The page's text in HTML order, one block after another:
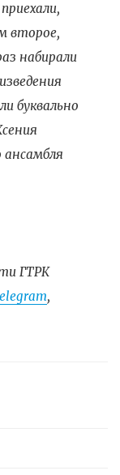
второе,
набирали
буквально
ансамбля
ГТРК
,